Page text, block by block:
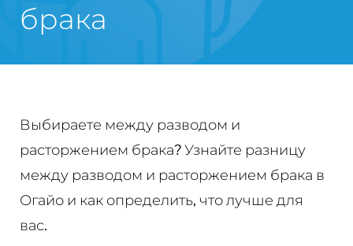
брака
Выбираете между разводом и
расторжением брака? Узнайте разницу
между разводом и расторжением брака в
Огайо и как определить, что лучше для
вас.